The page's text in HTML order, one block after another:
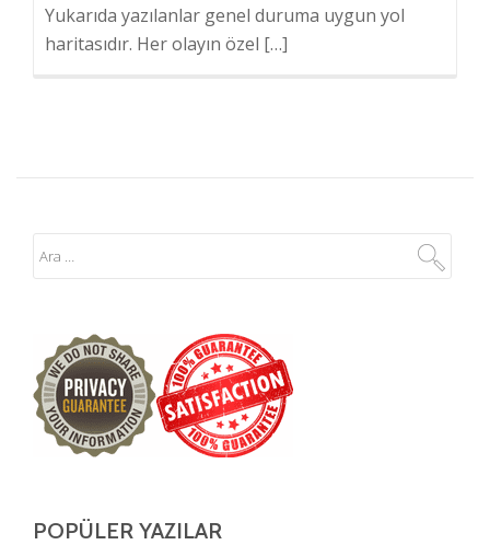
Yukarıda yazılanlar genel duruma uygun yol
haritasıdır. Her olayın özel […]
POPÜLER YAZILAR